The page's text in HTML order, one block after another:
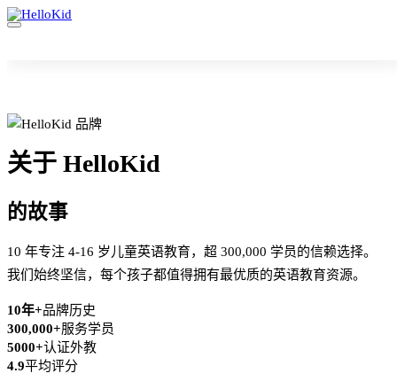
关于 HelloKid
的故事
10 年专注 4-16 岁儿童英语教育，超 300,000 学员的信赖选择。
我们始终坚信，每个孩子都值得拥有最优质的英语教育资源。
10年+品牌历史
300,000+服务学员
5000+认证外教
4.9平均评分